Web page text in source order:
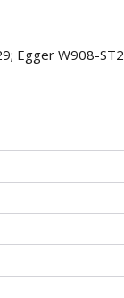
Egger W908-ST2